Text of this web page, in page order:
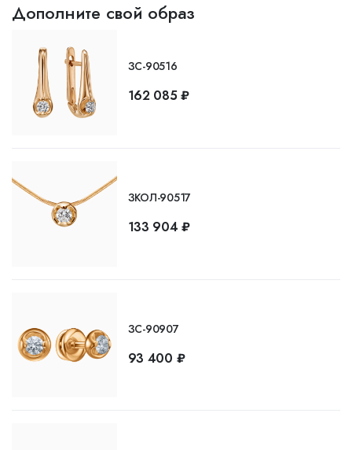
Дополните свой образ
ЗС-90516
162 085 ₽
ЗКОЛ-90517
133 904 ₽
ЗС-90907
93 400 ₽